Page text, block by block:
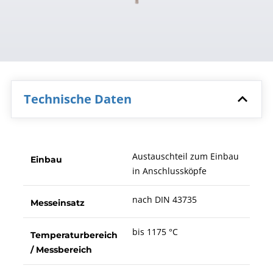
Technische Daten
Einbau
Austauschteil zum Einbau
in Anschlussköpfe
Messeinsatz nach DIN 43735
Temperaturbereich
/ Messbereich
bis 1175 °C